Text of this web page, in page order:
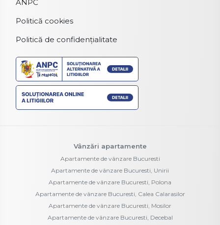
ANPC
Politică cookies
Politică de confidențialitate
Vânzări apartamente
Apartamente de vânzare Bucuresti
Apartamente de vânzare Bucuresti, Unirii
Apartamente de vânzare Bucuresti, Polona
Apartamente de vânzare Bucuresti, Calea Calarasilor
Apartamente de vânzare Bucuresti, Mosilor
Apartamente de vânzare Bucuresti, Decebal